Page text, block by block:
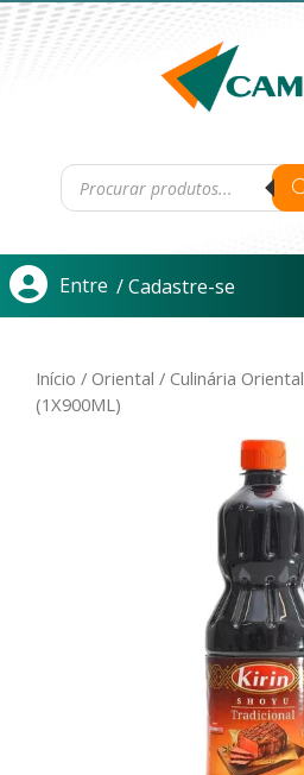
Entre / Cadastre-se
Início / Oriental / Culinária Oriental
(1X900ML)